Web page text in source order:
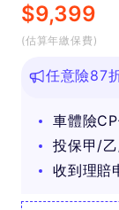
$9,399
(估算年繳保費)
任意險87
車體險
投保甲/
收到理賠